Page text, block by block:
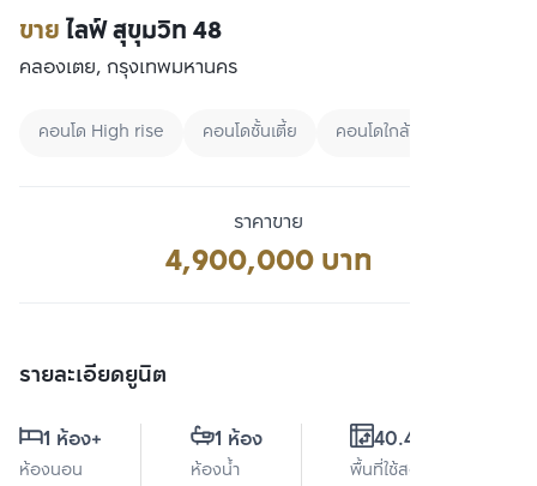
ขายไลฟ์ สุขุมวิท 48
คลองเตย, กรุงเทพมหานคร
คอนโด High rise คอนโดชั้นเตี้ย คอนโดใกล้ BTS
ราคาขาย
4,900,000 บาท
รายละเอียดยูนิต
1 ห้อง+
ห้องนอน
1 ห้อง
ห้องน้ำ
40.42 ตร.ม.
พื้นที่ใช้สอย